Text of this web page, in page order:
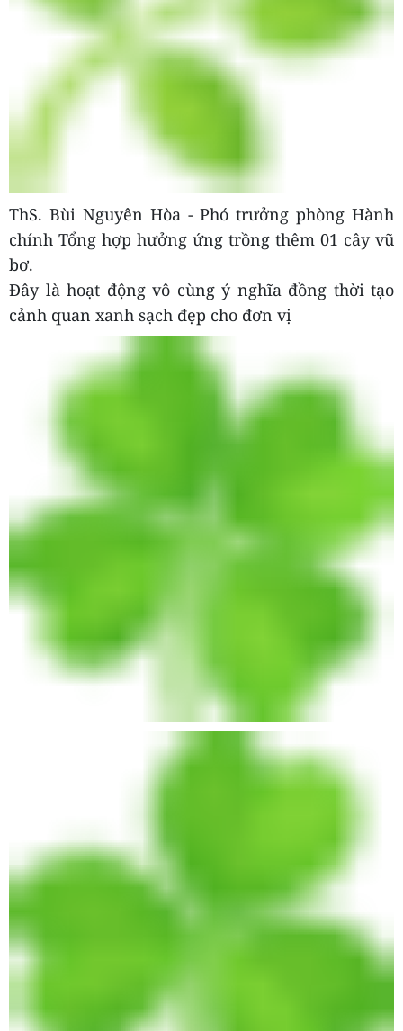
ThS. Bùi Nguyên Hòa - Phó trưởng phòng Hành
chính Tổng hợp hưởng ứng trồng thêm 01 cây vũ
bơ.
Đây là hoạt động vô cùng ý nghĩa đồng thời tạo
cảnh quan xanh sạch đẹp cho đơn vị